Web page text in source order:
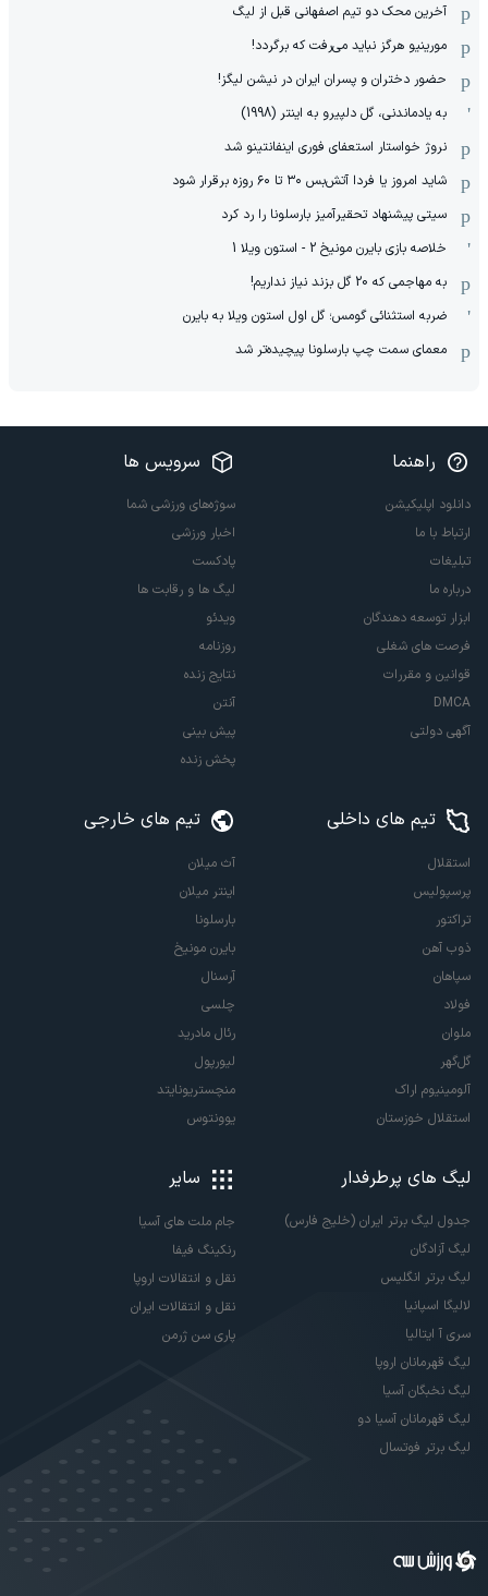
آخرین محک دو تیم اصفهانی قبل از لیگ
مورینیو هرگز نباید می‌رفت که برگردد!
حضور دختران و پسران ایران در نیشن لیگز!
به یادماندنی، گل دلپیرو به اینتر (1998)
نروژ خواستار استعفای فوری اینفانتینو شد
شاید امروز یا فردا آتش‌بس ۳۰ تا ۶۰ روزه برقرار شود
سیتی پیشنهاد تحقیرآمیز بارسلونا را رد کرد
خلاصه بازی بایرن مونیخ 2 - استون ویلا 1
به مهاجمی که 20 گل بزند نیاز نداریم!
ضربه استثنائی گومس؛ گل اول استون ویلا به بایرن
معمای سمت چپ بارسلونا پیچیده‌تر شد
راهنما
دانلود اپلیکیشن
ارتباط با ما
تبلیغات
درباره ما
ابزار توسعه دهندگان
فرصت های شغلی
قوانین و مقررات
DMCA
آگهی دولتی
سرویس ها
سوژه‌های ورزشی شما
اخبار ورزشی
پادکست
لیگ ها و رقابت ها
ویدئو
روزنامه
نتایج زنده
آنتن
پیش بینی
پخش زنده
تیم های داخلی
استقلال
پرسپولیس
تراکتور
ذوب آهن
سپاهان
فولاد
ملوان
گل‌گهر
آلومینیوم اراک
استقلال خوزستان
تیم های خارجی
آث میلان
اینتر میلان
بارسلونا
بایرن مونیخ
آرسنال
چلسی
رئال مادرید
لیورپول
منچستریونایتد
یوونتوس
لیگ های پرطرفدار
جدول لیگ برتر ایران (خلیج فارس)
لیگ آزادگان
لیگ برتر انگلیس
لالیگا اسپانیا
سری آ ایتالیا
لیگ قهرمانان اروپا
لیگ نخبگان آسیا
لیگ قهرمانان آسیا دو
لیگ برتر فوتسال
سایر
جام ملت های آسیا
رنکینگ فیفا
نقل و انتقالات اروپا
نقل و انتقالات ایران
پاری سن ژرمن